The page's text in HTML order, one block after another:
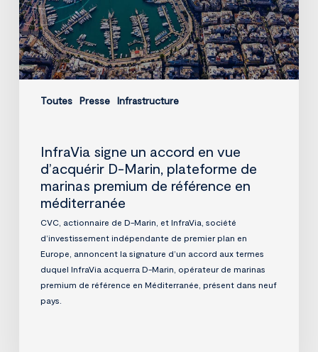
Toutes Presse Infrastructure
D-
Marin,
plateforme
de
marinas
méditerranée
InfraVia signe un accord en vue
d’acquérir D-Marin, plateforme de
marinas premium de référence en
méditerranée
CVC, actionnaire de D-Marin, et InfraVia, société
d’investissement indépendante de premier plan en
Europe, annoncent la signature d’un accord aux termes
duquel InfraVia acquerra D-Marin, opérateur de marinas
premium de référence en Méditerranée, présent dans neuf
pays.